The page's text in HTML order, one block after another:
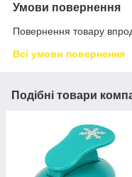
Умови повернення
Повернення товару
Всі умови повернення
Подібні товари